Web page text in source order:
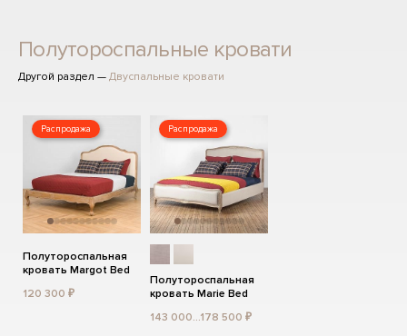
Полутороспальные кровати
Другой раздел — Двуспальные кровати
Распродажа
Полутороспальная
кровать Margot Bed
120 300 ₽
Распродажа
Полутороспальная
кровать Marie Bed
143 000...178 500 ₽